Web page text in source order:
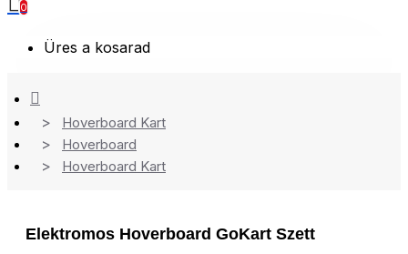
0
Üres a kosarad
Hoverboard Kart
Hoverboard
Hoverboard Kart
Elektromos Hoverboard GoKart Szett